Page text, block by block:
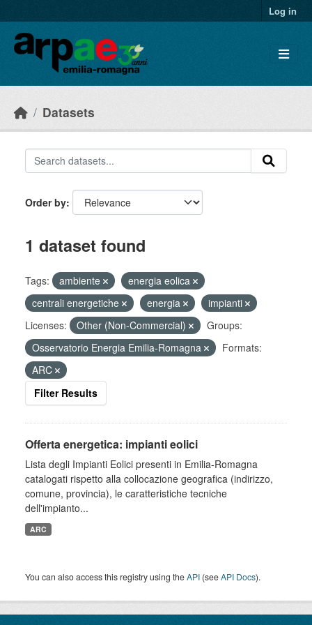
Log in
Datasets
Order by
1 dataset found
Tags: ambiente
energia eolica
centrali energetiche
energia
impianti
Licenses:
Other (Non-Commercial)
Groups:
Osservatorio Energia Emilia-Romagna
Formats:
ARC
Filter Results
Offerta energetica: impianti eolici
Lista degli Impianti Eolici presenti in Emilia-Romagna
catalogati rispetto alla collocazione geografica (indirizzo,
comune, provincia), le caratteristiche tecniche
dell'impianto...
ARC
You can also access this registry using theAPI (seeAPI Docs).